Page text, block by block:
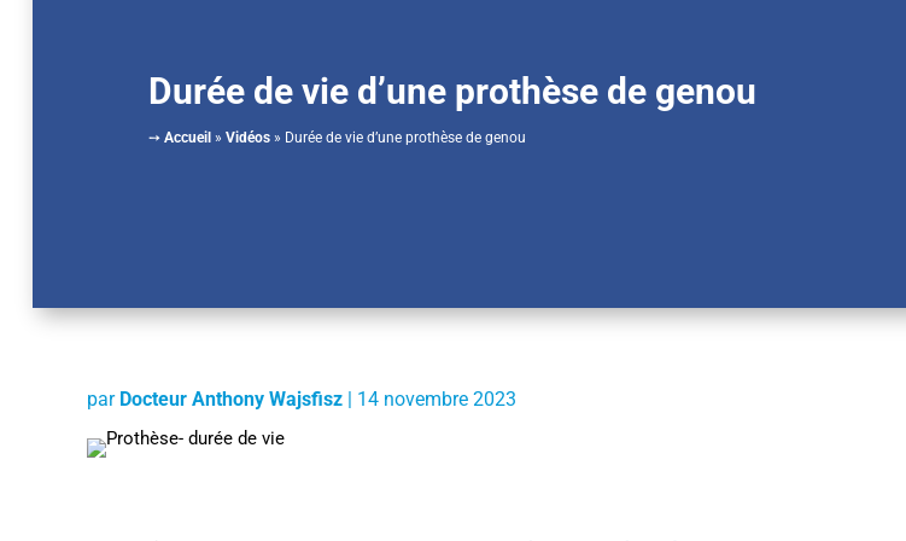
Durée de vie d’une prothèse de genou
➙Accueil »Vidéos » Durée de vie d’une prothèse de genou
par Docteur Anthony Wajsfisz | 14 novembre 2023